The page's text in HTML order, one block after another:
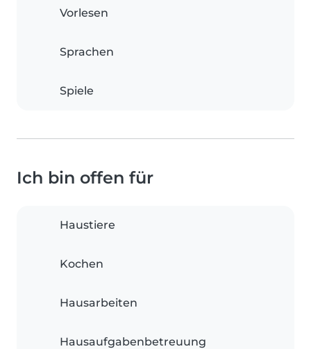
Vorlesen
Sprachen
Spiele
Ich bin offen für
Haustiere
Kochen
Hausarbeiten
Hausaufgabenbetreuung